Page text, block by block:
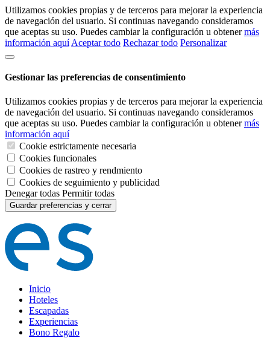
Utilizamos cookies propias y de terceros para mejorar la experiencia
de navegación del usuario. Si continuas navegando consideramos
que aceptas su uso. Puedes cambiar la configuración u obtenermás
información aquí Aceptar todo Rechazar todo Personalizar
Gestionar las preferencias de consentimiento
Utilizamos cookies propias y de terceros para mejorar la experiencia
de navegación del usuario. Si continuas navegando consideramos
que aceptas su uso. Puedes cambiar la configuración u obtenermás
información aquí
Cookie estrictamente necesaria
Cookies funcionales
Cookies de rastreo y rendmiento
Cookies de seguimiento y publicidad
Denegar todas Permitir todas
Guardar preferencias y cerrar
Inicio
Hoteles
Escapadas
Experiencias
Bono Regalo